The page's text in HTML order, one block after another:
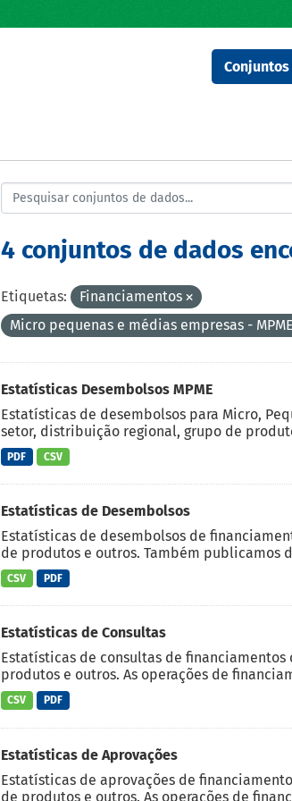
4 conjuntos de dados
Etiquetas:
Financiamentos
Micro pequenas e médias empresas - MPME
Estatísticas Desembolsos MPME
Estatísticas de desembolsos para Micro,
setor, distribuição regional, grupo de
PDF CSV
Estatísticas de Desembolsos
Estatísticas de desembolsos de
de produtos e outros. Também publicamos
CSV PDF
Estatísticas de Consultas
Estatísticas de consultas de
produtos e outros. As operações de
CSV PDF
Estatísticas de Aprovações
Estatísticas de aprovações de
de produtos e outros. As operações de